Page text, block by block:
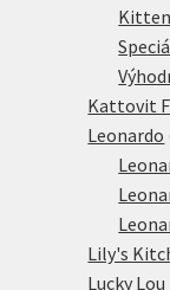
Kitten
Kattovit
Leonardo
Lily's
Lucky Lou